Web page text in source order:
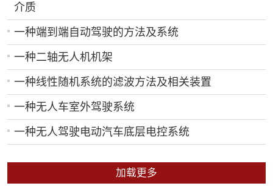
介质
一种端到端自动驾驶的方法及系统
一种二轴无人机机架
一种线性随机系统的滤波方法及相关装置
一种无人车室外驾驶系统
一种无人驾驶电动汽车底层电控系统
加载更多